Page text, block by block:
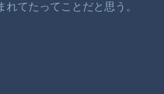
てたってことだと思う。